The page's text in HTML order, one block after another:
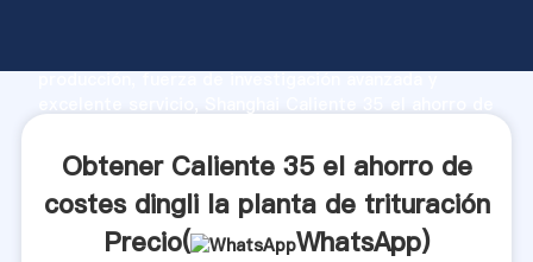
producción, fuerza de investigación avanzada y
el valor y aporta valores a todos los clientes.
Obtener Caliente 35 el ahorro de
costes dingli la planta de trituración
Precio(
WhatsApp)